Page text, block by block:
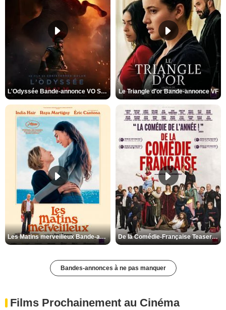
L'Odyssée Bande-annonce VO STFR Le Triangle d'or Bande-annonce VF
Les Matins merveilleux Bande-annonce VF De la Comédie-Française Teaser VF
Bandes-annonces à ne pas manquer
Films Prochainement au Cinéma